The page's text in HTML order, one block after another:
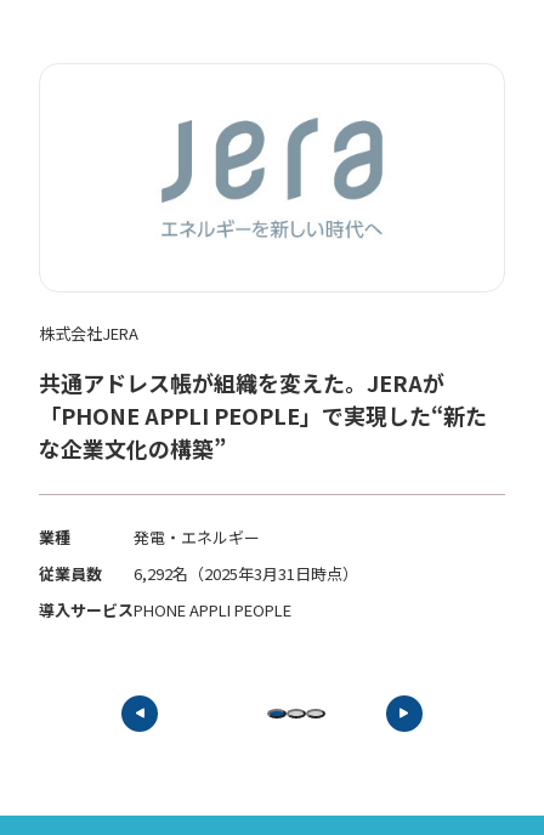
株式会社JERA
共通アドレス帳が組織を変えた。JERAが
「PHONE APPLI PEOPLE」で実現した“新た
な企業文化の構築”
業種
発電・エネルギー
従業員数
6,292名（2025年3月31日時点）
導入サービスPHONE APPLI PEOPLE